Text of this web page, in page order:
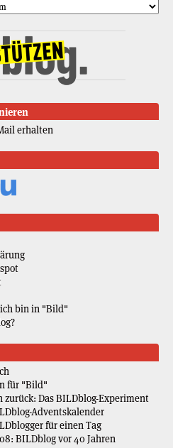
erhalten
bin in "Bild"
für "Bild"
zurück: Das BILDblog-Experiment
Adventskalender
für einen Tag
BILDblog vor 40 Jahren